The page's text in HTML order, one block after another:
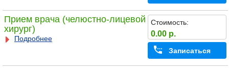
Прием врача (челюстно-лицевой
хирург)
Подробнее
Стоимость:
0.00 р.
Записаться